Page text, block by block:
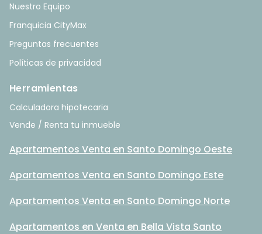
Nuestro Equipo
Franquicia CityMax
Preguntas frecuentes
Políticas de privacidad
Herramientas
Calculadora hipotecaria
Vende / Renta tu inmueble
Apartamentos Venta en Santo Domingo Oeste
Apartamentos Venta en Santo Domingo Este
Apartamentos Venta en Santo Domingo Norte
Apartamentos en Venta en Bella Vista Santo